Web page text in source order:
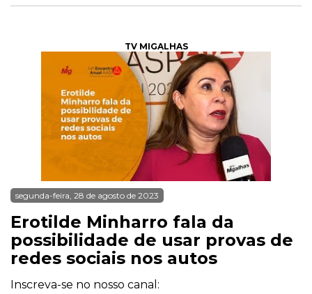
TV MIGALHAS
segunda-feira, 28 de agosto de 2023
Erotilde Minharro fala da
possibilidade de usar provas de
redes sociais nos autos
Inscreva-se no nosso canal: